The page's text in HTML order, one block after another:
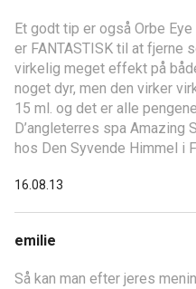
Et godt tip er også Orbe
er FANTASTISK til at fjerne
virkelig meget effekt på
noget dyr, men den virker
15 ml. og det er alle
D’angleterres spa Amazing
hos Den Syvende Himmel i
16.08.13
emilie
Så kan man efter jeres